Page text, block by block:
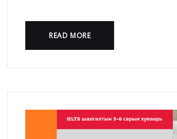
READ MORE